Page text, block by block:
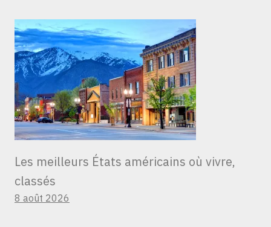
Les meilleurs États américains où vivre,
classés
8 août 2026